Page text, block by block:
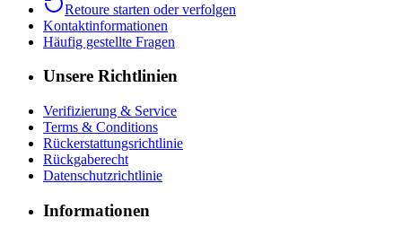
Retoure starten oder verfolgen
Kontaktinformationen
Häufig gestellte Fragen
Unsere Richtlinien
Verifizierung & Service
Terms & Conditions
Rückerstattungsrichtlinie
Rückgaberecht
Datenschutzrichtlinie
Informationen